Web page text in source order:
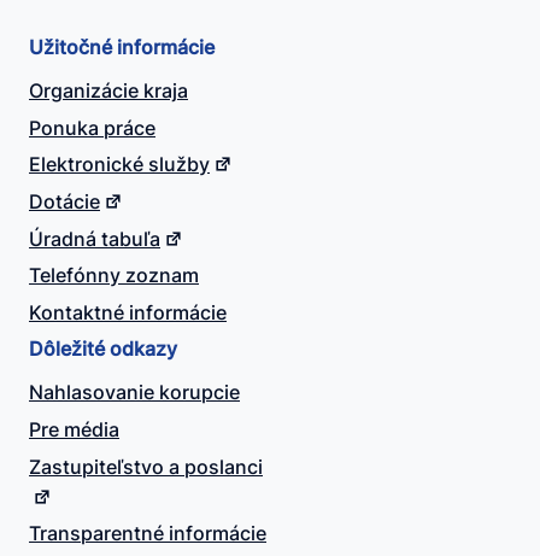
Užitočné informácie
Organizácie kraja
Ponuka práce
Elektronické služby
Dotácie
Úradná tabuľa
Telefónny zoznam
Kontaktné informácie
Dôležité odkazy
Nahlasovanie korupcie
Pre média
Zastupiteľstvo a poslanci
Transparentné informácie